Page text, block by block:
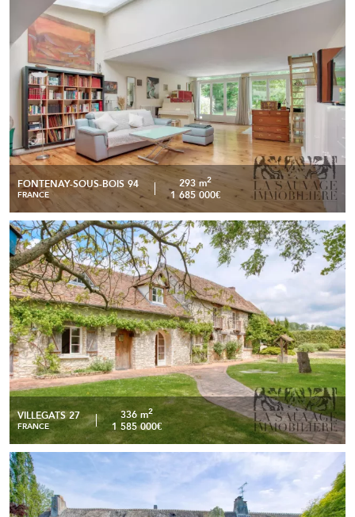
FONTENAY-SOUS-BOIS 94
FRANCE
293 m2
1 685 000€
sur un parc paysager
VILLEGATS 27
FRANCE
336 m2
1 585 000€
Domaine d’exception en pierre – Élégance et art de vivre
aux portes de la Normandie
READ MORE
Propriété de caractère aux portes de Montfort-l’Amaury –
Domaine arboré de 6 500 m²